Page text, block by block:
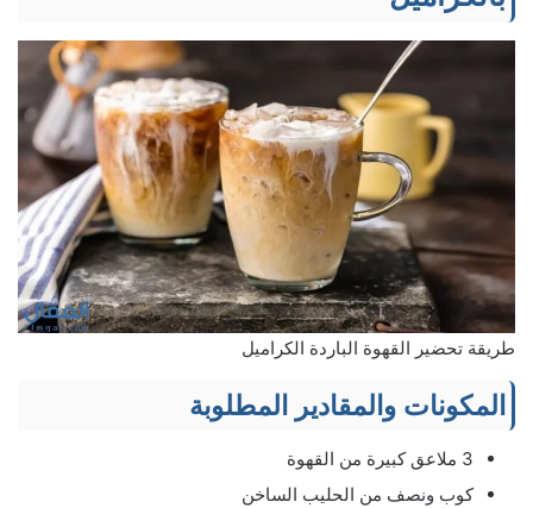
طريقة تحضير القهوة الباردة الكراميل
المكونات والمقادير المطلوبة
3 ملاعق كبيرة من القهوة
كوب ونصف من الحليب الساخن